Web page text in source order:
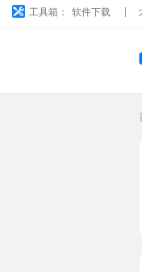
工具箱： 软件下载